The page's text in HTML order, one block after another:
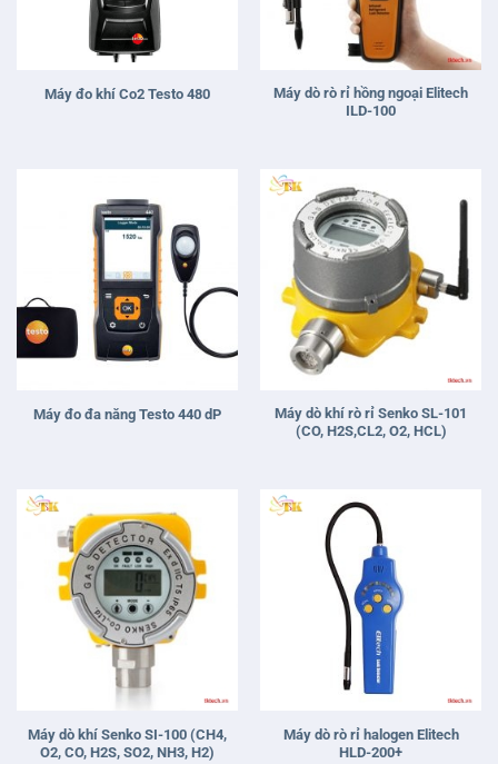
Máy đo khí Co2 Testo 480
Máy dò rò rỉ hồng ngoại Elitech
ILD-100
Máy đo đa năng Testo 440 dP
Máy dò khí rò rỉ Senko SL-101
(CO, H2S,CL2, O2, HCL)
Máy dò khí Senko SI-100 (CH4,
O2, CO, H2S, SO2, NH3, H2)
Máy dò rò rỉ halogen Elitech
HLD-200+